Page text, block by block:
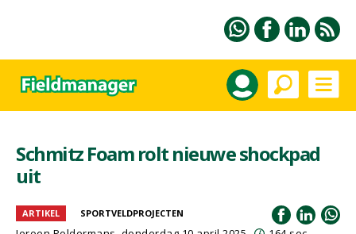
Schmitz Foam rolt nieuwe shockpad
uit
ARTIKEL SPORTVELDPROJECTEN